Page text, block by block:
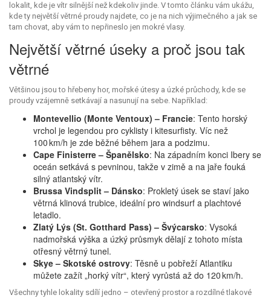
lokalit, kde je vítr silnější než kdekoliv jinde. V tomto článku vám ukážu,
kde ty největší větrné proudy najdete, co je na nich výjimečného a jak se
tam chovat, aby vám to nepřineslo jen mokré vlasy.
Největší větrné úseky a proč jsou tak
větrné
Většinou jsou to hřebeny hor, mořské útesy a úzké průchody, kde se
proudy vzájemně setkávají a nasunují na sebe. Například:
Montevellio (Monte Ventoux) – Francie: Tento horský
vrchol je legendou pro cyklisty i kitesurfisty. Víc než
100 km/h je zde běžné během jara a podzimu.
Cape Finisterre – Španělsko: Na západním konci Ibery se
oceán setkává s pevninou, takže v zimě a na jaře fouká
silný atlantský vítr.
Brussa Vindsplit – Dánsko: Prokletý úsek se staví jako
větrná klinová trubice, ideální pro windsurf a plachtové
letadlo.
Zlatý Lýs (St. Gotthard Pass) – Švýcarsko: Vysoká
nadmořská výška a úzký průsmyk dělají z tohoto místa
otřesný větrný tunel.
Skye – Skotské ostrovy: Těsně u pobřeží Atlantiku
můžete zažít „horký vítr“, který vyrůstá až do 120 km/h.
Všechny tyhle lokality sdílí jedno – otevřený prostor a rozdílné tlakové